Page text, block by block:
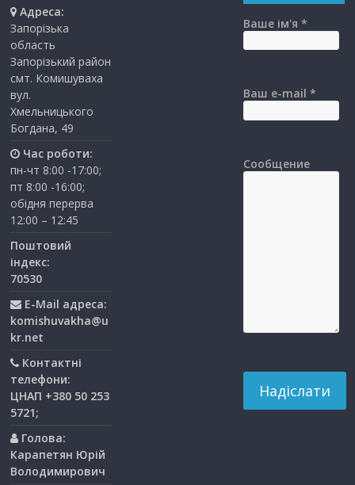
Адреса:
Запорізька
область
Запорізький район
смт. Комишуваха
вул.
Хмельницького
Богдана, 49
Час роботи:
пн-чт 8:00 -17:00;
пт 8:00 -16:00;
обідня перерва
12:00 – 12:45
Поштовий
індекс:
70530
E-Mail адреса:
komishuvakha@u
kr.net
Контактні
телефони:
ЦНАП +380 50 253
5721;
Голова:
Карапетян Юрій
Володимирович
Ваше ім'я *
Ваш e-mail *
Сообщение